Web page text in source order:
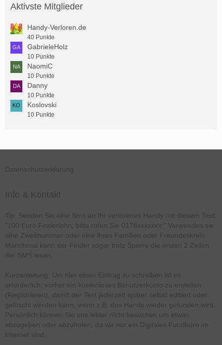
Aktivste Mitglieder
Handy-Verloren.de
40 Punkte
GabrieleHolz
10 Punkte
NaomiC
10 Punkte
Danny
10 Punkte
Koslovski
10 Punkte
Datenschutzerklärung
Info & Kontakt
Tip: Senden Sie eine Sms an Ihr verlorenes Handy mit diesem Text:
"100 Euro Finderlohn, bitte rufen Sie 0178xxxxxxx:" Verwenden sie
eine Zweitnummer oder eine ihres Familien oder Freundeskreis.
Manchmal kann der Finder sogar trotz Sperre die ersten 2 Zeilen
der SMS lesen.
Kurzanleitung: Um hier einen Eintrag zu schreiben ist es
erforderlich, vorher ein kostenloses Benutzerkonto zu erstellen
(Registrieren), damit der Text jederzeit später selbst editiert oder
gelöscht werden kann, wenn z.B. das Handy wieder gefunden wird.
Persönlich können Sie uns leider nicht besuchen um etwas
abzugeben oder abzuholen, da wir nur ein Digitales Fundbüro im
Internet sind.